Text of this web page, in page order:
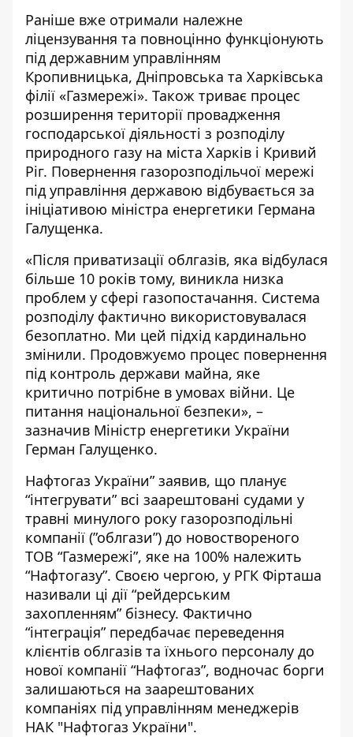
Раніше вже отримали належне
ліцензування та повноцінно функціонують
під державним управлінням
Кропивницька, Дніпровська та Харківська
філії «Газмережі». Також триває процес
розширення території провадження
господарської діяльності з розподілу
природного газу на міста Харків і Кривий
Ріг. Повернення газорозподільчої мережі
під управління державою відбувається за
ініціативою міністра енергетики Германа
Галущенка.
«Після приватизації облгазів, яка відбулася
більше 10 років тому, виникла низка
проблем у сфері газопостачання. Система
розподілу фактично використовувалася
безоплатно. Ми цей підхід кардинально
змінили. Продовжуємо процес повернення
під контроль держави майна, яке
критично потрібне в умовах війни. Це
питання національної безпеки», –
зазначив Міністр енергетики України
Герман Галущенко.
Нафтогаз України” заявив, що планує
“інтегрувати” всі заарештовані судами у
травні минулого року газорозподільні
компанії (”облгази”) до новоствореного
ТОВ “Газмережі”, яке на 100% належить
“Нафтогазу”. Своєю чергою, у РГК Фірташа
називали ці дії “рейдерським
захопленням” бізнесу. Фактично
“інтеграція” передбачає переведення
клієнтів облгазів та їхнього персоналу до
нової компанії “Нафтогаз”, водночас борги
залишаються на заарештованих
компаніях під управлінням менеджерів
НАК "Нафтогаз України".